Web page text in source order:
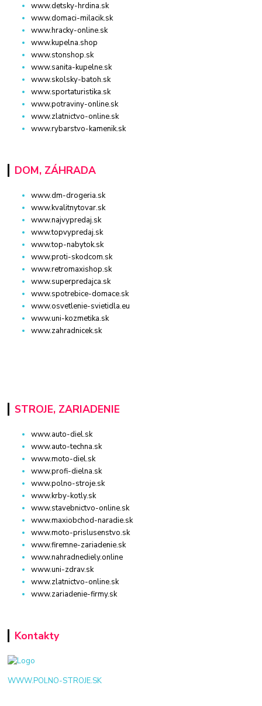
www.detsky-hrdina.sk
www.domaci-milacik.sk
www.hracky-online.sk
www.kupelna.shop
www.stonshop.sk
www.sanita-kupelne.sk
www.skolsky-batoh.sk
www.sportaturistika.sk
www.potraviny-online.sk
www.zlatnictvo-online.sk
www.rybarstvo-kamenik.sk
DOM, ZÁHRADA
www.dm-drogeria.sk
www.kvalitnytovar.sk
www.najvypredaj.sk
www.topvypredaj.sk
www.top-nabytok.sk
www.proti-skodcom.sk
www.retromaxishop.sk
www.superpredajca.sk
www.spotrebice-domace.sk
www.osvetlenie-svietidla.eu
www.uni-kozmetika.sk
www.zahradnicek.sk
STROJE, ZARIADENIE
www.auto-diel.sk
www.auto-techna.sk
www.moto-diel.sk
www.profi-dielna.sk
www.polno-stroje.sk
www.krby-kotly.sk
www.stavebnictvo-online.sk
www.maxiobchod-naradie.sk
www.moto-prislusenstvo.sk
www.firemne-zariadenie.sk
www.nahradnediely.online
www.uni-zdrav.sk
www.zlatnictvo-online.sk
www.zariadenie-firmy.sk
Kontakty
WWW.POLNO-STROJE.SK